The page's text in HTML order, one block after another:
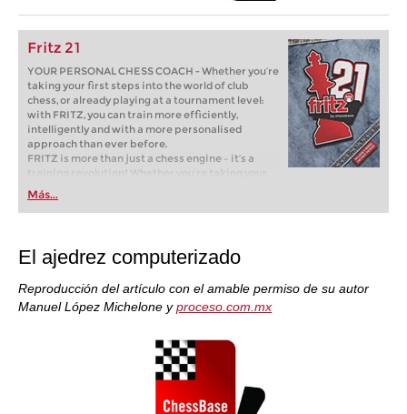
Fritz 21
YOUR PERSONAL CHESS COACH - Whether you’re
taking your first steps into the world of club
chess, or already playing at a tournament level:
with FRITZ, you can train more efficiently,
intelligently and with a more personalised
approach than ever before.
FRITZ is more than just a chess engine – it’s a
training revolution! Whether you’re taking your
first steps into the world of club chess, or already
playing at a tournament level: with FRITZ, you can
train more efficiently, intelligently and with a
Más...
El ajedrez computerizado
Reproducción del artículo con el amable permiso de su autor
Manuel López Michelone yproceso.com.mx